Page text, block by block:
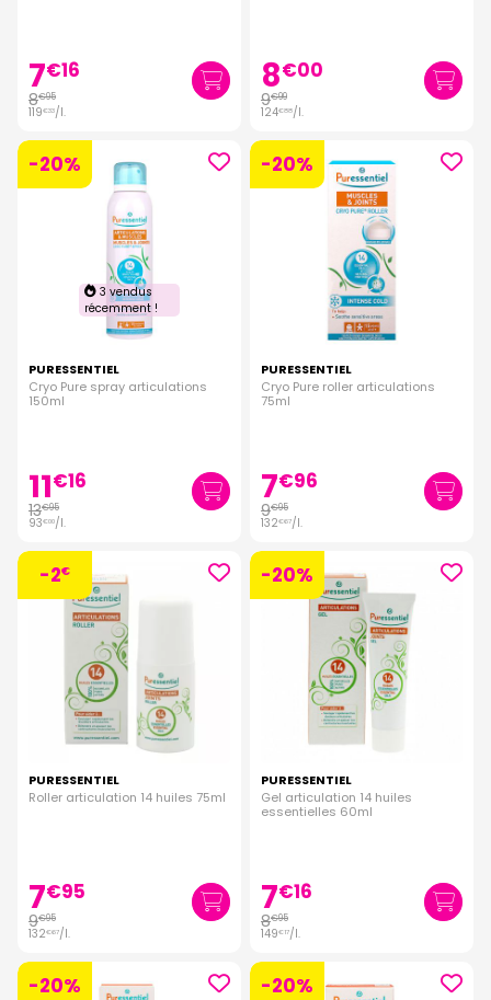
7€16
8€95
119€33/l.
8€00
9€99
124€88/l.
-20%
3 vendus
récemment !
PURESSENTIEL
Cryo Pure spray articulations
150ml
11€16
13€95
93€00/l.
-20%
PURESSENTIEL
Cryo Pure roller articulations
75ml
7€96
9€95
132€67/l.
-2€
PURESSENTIEL
Roller articulation 14 huiles 75ml
7€95
9€95
132€67/l.
-20%
PURESSENTIEL
Gel articulation 14 huiles
essentielles 60ml
7€16
8€95
149€ 17/l.
-20% -20%